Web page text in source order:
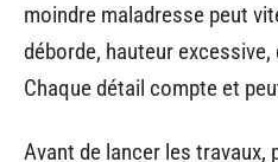
moindre maladresse peut
déborde, hauteur
Chaque détail compte et
Avant de lancer les travaux,